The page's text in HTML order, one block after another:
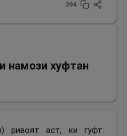
394
намози хуфтан
ривоят аст, ки гуфт: